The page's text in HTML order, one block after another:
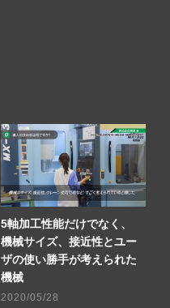
5軸加工性能だけでなく、
機械サイズ、接近性とユー
ザの使い勝手が考えられた
機械
2020/05/28